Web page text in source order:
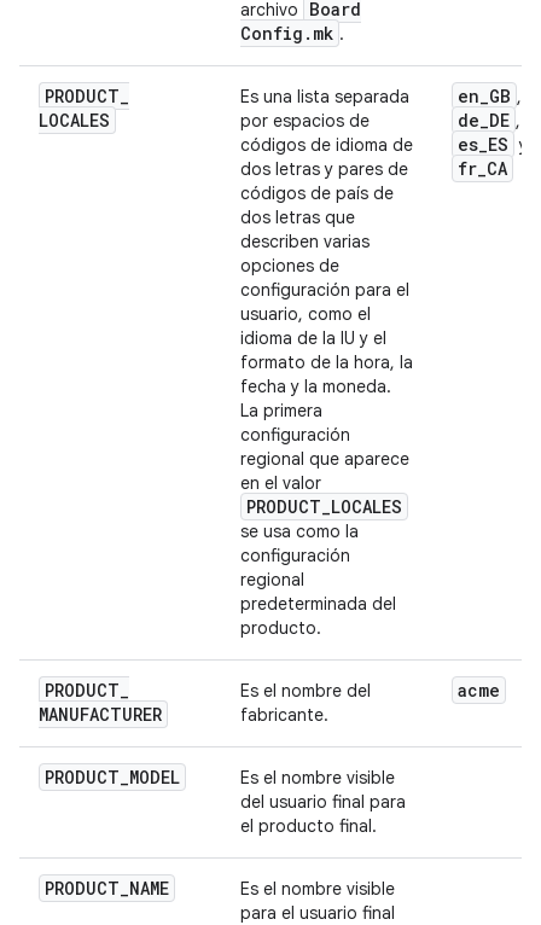
archivo
Board
Config . mk .
PRODUCT_
LOCALES
Es una lista separada
por espacios de
códigos de idioma de
dos letras y pares de
códigos de país de
dos letras que
describen varias
opciones de
configuración para el
usuario, como el
idioma de la IU y el
formato de la hora, la
fecha y la moneda.
La primera
configuración
regional que aparece
en el valor
PRODUCT_LOCALES
se usa como la
configuración
regional
predeterminada del
producto.
en_GB ,
de_DE ,
es_ES y
fr_CA
PRODUCT_
MANUFACTURER
Es el nombre del
fabricante.
acme
PRODUCT_MODEL
Es el nombre visible
del usuario final para
el producto final.
PRODUCT_NAME
Es el nombre visible
para el usuario final